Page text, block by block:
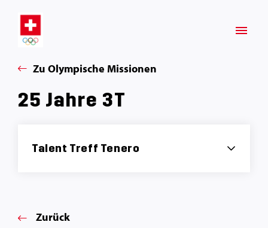
Zu Olympische Missionen
25 Jahre 3T
Talent Treff Tenero
Zurück